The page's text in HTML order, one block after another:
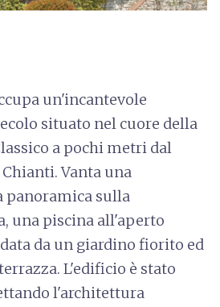
un'incantevole
situato nel cuore della
a pochi metri dal
Vanta una
panoramica sulla
una piscina all'aperto
da un giardino fiorito ed
L'edificio è stato
l'architettura